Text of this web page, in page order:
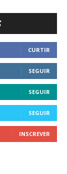
CURTIR
SEGUIR
SEGUIR
SEGUIR
INSCREVER